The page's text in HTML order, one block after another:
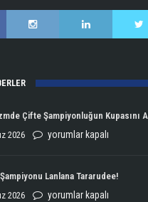
Çifte Şampiyonluğun Kupasını
2026
ENKA
Çifte
Şampiyonluğun
yorumlar kapalı
Lanlana Tararudee!
2026
ENKA
yorumlar kapalı